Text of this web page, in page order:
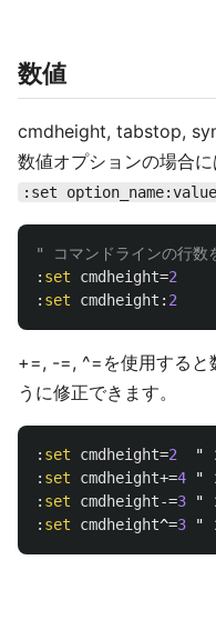
数値
cmdheight, tabstop,
数値オプションの場合に
:set option_name:value
" コマンドラインの行数
: set cmdheight=2
: set cmdheight : 2
+=, -=, ^=を使用すると
うに修正できます。
: set cmdheight=2
"
: set cmdheight+=4 "
: set cmdheight-=3 "
: set cmdheight^=3 "